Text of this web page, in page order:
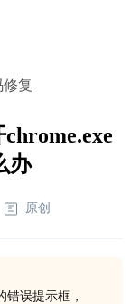
复
办
原创
误提示框，